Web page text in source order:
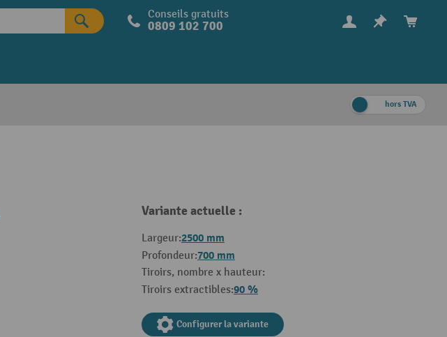
Conseils gratuits
0809 102 700
hors TVA
Variante actuelle :
Largeur:2500 mm
Profondeur:700 mm
Tiroirs, nombre x hauteur:
Tiroirs extractibles:90 %
Configurer la variante